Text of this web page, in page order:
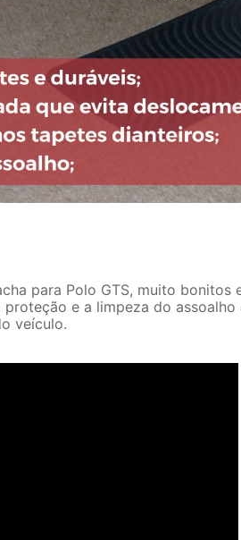
para Polo GTS, muito bonitos
proteção e a limpeza do
veículo.